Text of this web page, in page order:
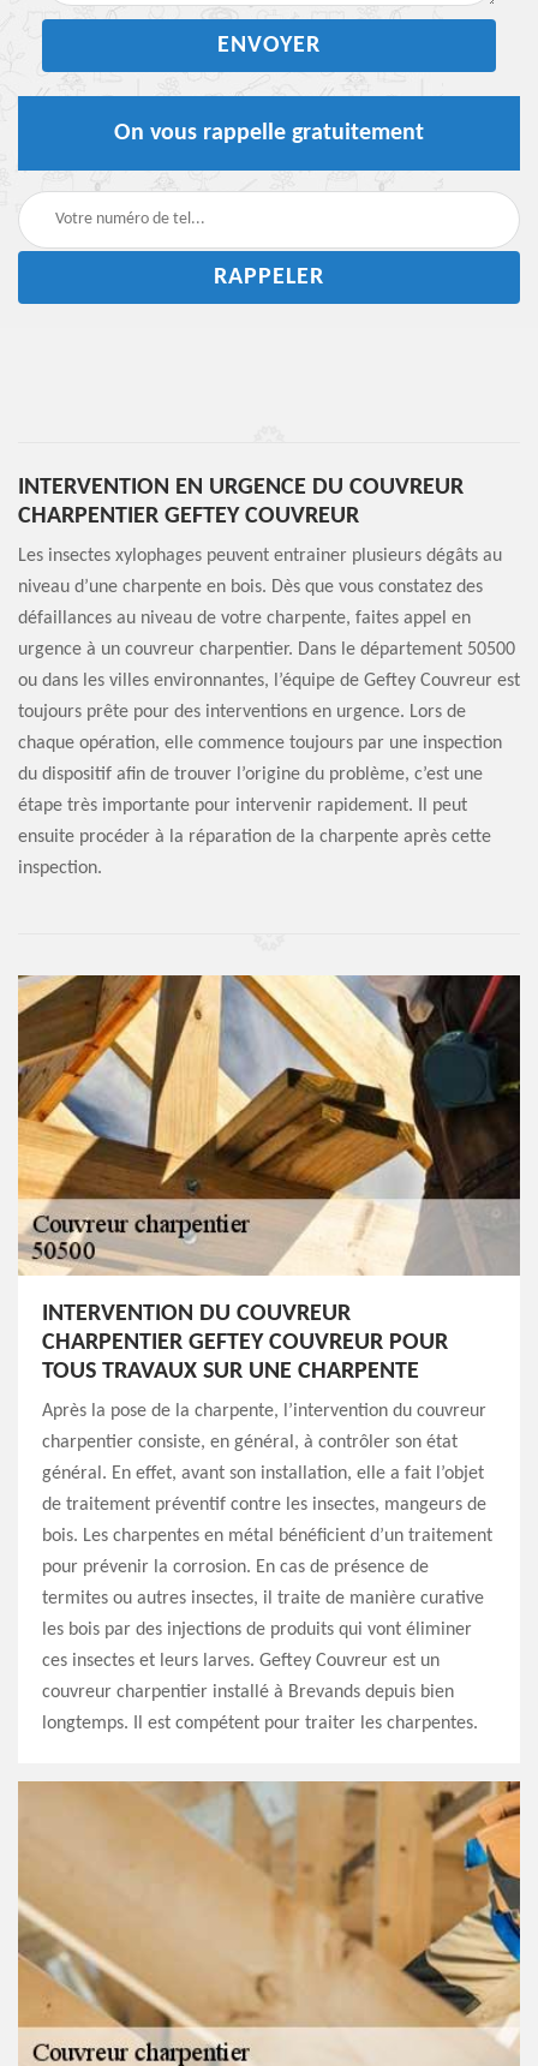
On vous rappelle gratuitement
INTERVENTION EN URGENCE DU COUVREUR
CHARPENTIER GEFTEY COUVREUR
Les insectes xylophages peuvent entrainer plusieurs dégâts au
niveau d’une charpente en bois. Dès que vous constatez des
défaillances au niveau de votre charpente, faites appel en
urgence à un couvreur charpentier. Dans le département 50500
ou dans les villes environnantes, l’équipe de Geftey Couvreur est
toujours prête pour des interventions en urgence. Lors de
chaque opération, elle commence toujours par une inspection
du dispositif afin de trouver l’origine du problème, c’est une
étape très importante pour intervenir rapidement. Il peut
ensuite procéder à la réparation de la charpente après cette
inspection.
INTERVENTION DU COUVREUR
CHARPENTIER GEFTEY COUVREUR POUR
TOUS TRAVAUX SUR UNE CHARPENTE
Après la pose de la charpente, l’intervention du couvreur
charpentier consiste, en général, à contrôler son état
général. En effet, avant son installation, elle a fait l’objet
de traitement préventif contre les insectes, mangeurs de
bois. Les charpentes en métal bénéficient d’un traitement
pour prévenir la corrosion. En cas de présence de
termites ou autres insectes, il traite de manière curative
les bois par des injections de produits qui vont éliminer
ces insectes et leurs larves. Geftey Couvreur est un
couvreur charpentier installé à Brevands depuis bien
longtemps. Il est compétent pour traiter les charpentes.